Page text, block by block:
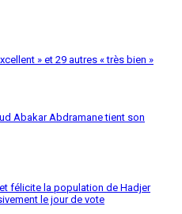
» et 29 autres « très bien »
Abakar Abdramane tient son
félicite la population de Hadjer
le jour de vote